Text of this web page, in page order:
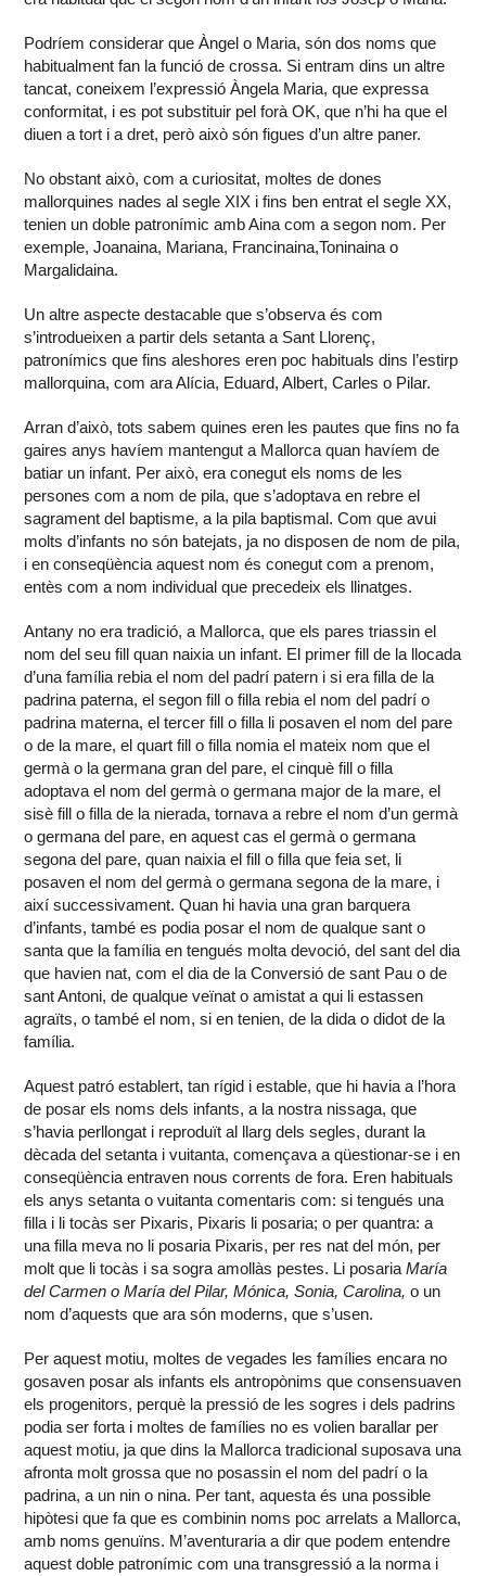
Podríem considerar que Àngel o Maria, són dos noms que
habitualment fan la funció de crossa. Si entram dins un altre
tancat, coneixem l’expressió Àngela Maria, que expressa
conformitat, i es pot substituir pel forà OK, que n’hi ha que el
diuen a tort i a dret, però això són figues d’un altre paner.
No obstant això, com a curiositat, moltes de dones
mallorquines nades al segle XIX i fins ben entrat el segle XX,
tenien un doble patronímic amb Aina com a segon nom. Per
exemple, Joanaina, Mariana, Francinaina,Toninaina o
Margalidaina.
Un altre aspecte destacable que s’observa és com
s’introdueixen a partir dels setanta a Sant Llorenç,
patronímics que fins aleshores eren poc habituals dins l’estirp
mallorquina, com ara Alícia, Eduard, Albert, Carles o Pilar.
Arran d’això, tots sabem quines eren les pautes que fins no fa
gaires anys havíem mantengut a Mallorca quan havíem de
batiar un infant. Per això, era conegut els noms de les
persones com a nom de pila, que s’adoptava en rebre el
sagrament del baptisme, a la pila baptismal. Com que avui
molts d’infants no són batejats, ja no disposen de nom de pila,
i en conseqüència aquest nom és conegut com a prenom,
entès com a nom individual que precedeix els llinatges.
Antany no era tradició, a Mallorca, que els pares triassin el
nom del seu fill quan naixia un infant. El primer fill de la llocada
d’una família rebia el nom del padrí patern i si era filla de la
padrina paterna, el segon fill o filla rebia el nom del padrí o
padrina materna, el tercer fill o filla li posaven el nom del pare
o de la mare, el quart fill o filla nomia el mateix nom que el
germà o la germana gran del pare, el cinquè fill o filla
adoptava el nom del germà o germana major de la mare, el
sisè fill o filla de la nierada, tornava a rebre el nom d’un germà
o germana del pare, en aquest cas el germà o germana
segona del pare, quan naixia el fill o filla que feia set, li
posaven el nom del germà o germana segona de la mare, i
així successivament. Quan hi havia una gran barquera
d’infants, també es podia posar el nom de qualque sant o
santa que la família en tengués molta devoció, del sant del dia
que havien nat, com el dia de la Conversió de sant Pau o de
sant Antoni, de qualque veïnat o amistat a qui li estassen
agraïts, o també el nom, si en tenien, de la dida o didot de la
família.
Aquest patró establert, tan rígid i estable, que hi havia a l’hora
de posar els noms dels infants, a la nostra nissaga, que
s’havia perllongat i reproduït al llarg dels segles, durant la
dècada del setanta i vuitanta, començava a qüestionar-se i en
conseqüència entraven nous corrents de fora. Eren habituals
els anys setanta o vuitanta comentaris com: si tengués una
filla i li tocàs ser Pixaris, Pixaris li posaria; o per quantra: a
una filla meva no li posaria Pixaris, per res nat del món, per
molt que li tocàs i sa sogra amollàs pestes. Li posariaMaría
del Carmen o María del Pilar, Mónica, Sonia, Carolina,o un
nom d’aquests que ara són moderns, que s’usen.
Per aquest motiu, moltes de vegades les famílies encara no
gosaven posar als infants els antropònims que consensuaven
els progenitors, perquè la pressió de les sogres i dels padrins
podia ser forta i moltes de famílies no es volien barallar per
aquest motiu, ja que dins la Mallorca tradicional suposava una
afronta molt grossa que no posassin el nom del padrí o la
padrina, a un nin o nina. Per tant, aquesta és una possible
hipòtesi que fa que es combinin noms poc arrelats a Mallorca,
amb noms genuïns. M’aventuraria a dir que podem entendre
aquest doble patronímic com una transgressió a la norma i